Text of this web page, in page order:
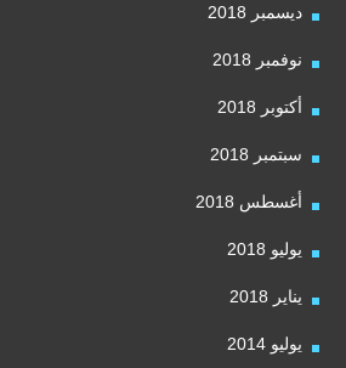
ديسمبر 2018
نوفمبر 2018
أكتوبر 2018
سبتمبر 2018
أغسطس 2018
يوليو 2018
يناير 2018
يوليو 2014